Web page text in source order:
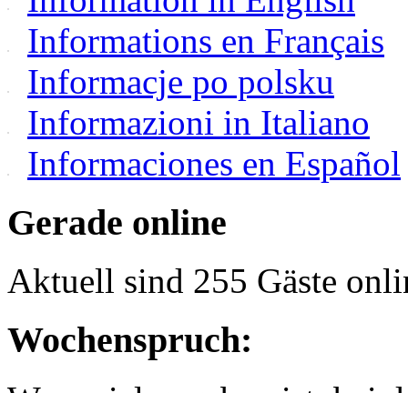
Informations en Français
Informacje po polsku
Informazioni in Italiano
Informaciones en Español
Gerade online
Aktuell sind 255 Gäste
Wochenspruch: